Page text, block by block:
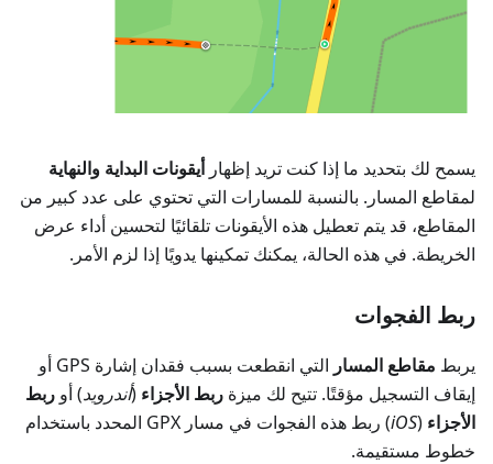
يسمح لك بتحديد ما إذا كنت تريد إظهارأيقونات البداية والنهاية
لمقاطع المسار. بالنسبة للمسارات التي تحتوي على عدد كبير من
المقاطع، قد يتم تعطيل هذه الأيقونات تلقائيًا لتحسين أداء عرض
الخريطة. في هذه الحالة، يمكنك تمكينها يدويًا إذا لزم الأمر.
ربط الفجوات
يربط مقاطع المسار
التي انقطعت بسبب فقدان إشارة GPS أو
إيقاف التسجيل مؤقتًا. تتيح لك ميزة ربط الأجزاء (أندرويد) أو ربط
الأجزاء (
iOS
) ربط هذه الفجوات في مسار GPX المحدد باستخدام
خطوط مستقيمة.